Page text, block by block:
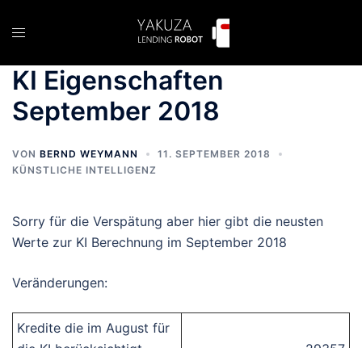
InhaltMenü
KI Eigenschaften
September 2018
VON BERND WEYMANN
11. SEPTEMBER 2018
KÜNSTLICHE INTELLIGENZ
Sorry für die Verspätung aber hier gibt die neusten
Werte zur KI Berechnung im September 2018
Veränderungen:
Kredite die im August für